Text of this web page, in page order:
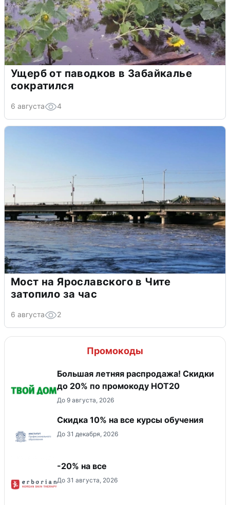
Ущерб от паводков в Забайкалье
сократился
6 августа 4
Мост на Ярославского в Чите
затопило за час
6 августа 2
Промокоды
Большая летняя распродажа! Скидки
до 20% по промокоду HOT20
До 9 августа, 2026
Скидка 10% на все курсы обучения
До 31 декабря, 2026
-20% на все
До 31 августа, 2026